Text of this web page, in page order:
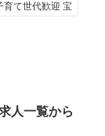
育て世代歓迎 宝
人一覧から